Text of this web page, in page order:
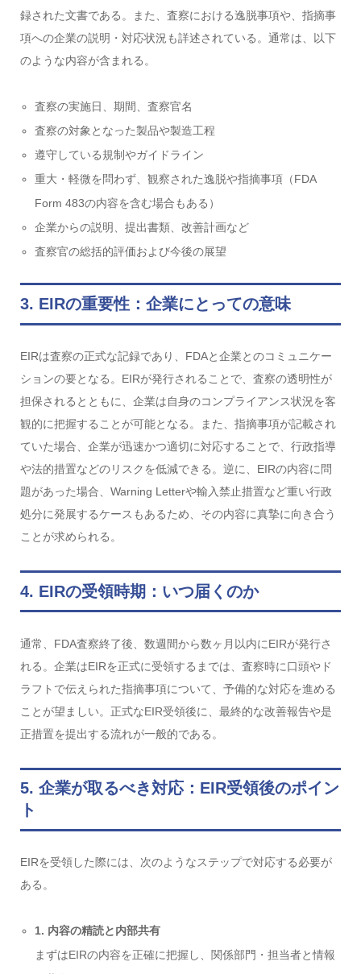
録された文書である。また、査察における逸脱事項や、指摘事
項への企業の説明・対応状況も詳述されている。通常は、以下
のような内容が含まれる。
査察の実施日、期間、査察官名
査察の対象となった製品や製造工程
遵守している規制やガイドライン
重大・軽微を問わず、観察された逸脱や指摘事項（FDA
Form 483の内容を含む場合もある）
企業からの説明、提出書類、改善計画など
査察官の総括的評価および今後の展望
3. EIRの重要性：企業にとっての意味
EIRは査察の正式な記録であり、FDAと企業とのコミュニケー
ションの要となる。EIRが発行されることで、査察の透明性が
担保されるとともに、企業は自身のコンプライアンス状況を客
観的に把握することが可能となる。また、指摘事項が記載され
ていた場合、企業が迅速かつ適切に対応することで、行政指導
や法的措置などのリスクを低減できる。逆に、EIRの内容に問
題があった場合、Warning Letterや輸入禁止措置など重い行政
処分に発展するケースもあるため、その内容に真摯に向き合う
ことが求められる。
4. EIRの受領時期：いつ届くのか
通常、FDA査察終了後、数週間から数ヶ月以内にEIRが発行さ
れる。企業はEIRを正式に受領するまでは、査察時に口頭やド
ラフトで伝えられた指摘事項について、予備的な対応を進める
ことが望ましい。正式なEIR受領後に、最終的な改善報告や是
正措置を提出する流れが一般的である。
5. 企業が取るべき対応：EIR受領後のポイン
ト
EIRを受領した際には、次のようなステップで対応する必要が
ある。
1. 内容の精読と内部共有
まずはEIRの内容を正確に把握し、関係部門・担当者と情報